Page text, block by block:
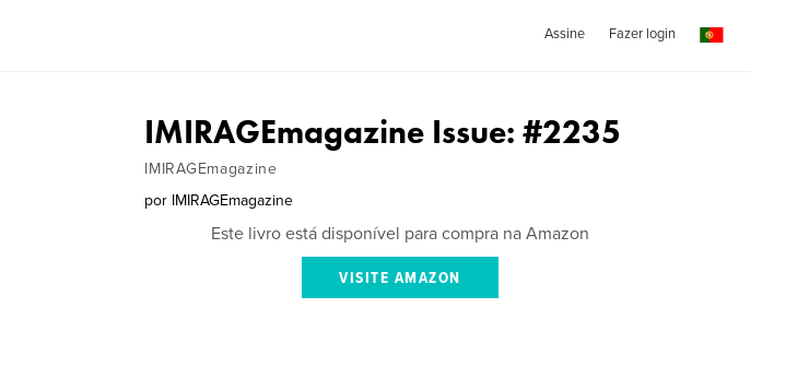
Assine Fazer login
IMIRAGEmagazine Issue: #2235
IMIRAGEmagazine
por IMIRAGEmagazine
Este livro está disponível para compra na Amazon
VISITE AMAZON